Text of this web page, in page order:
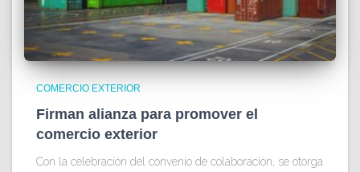
COMERCIO EXTERIOR
Firman alianza para promover el
comercio exterior
Con la celebración del convenio de colaboración, se otorga